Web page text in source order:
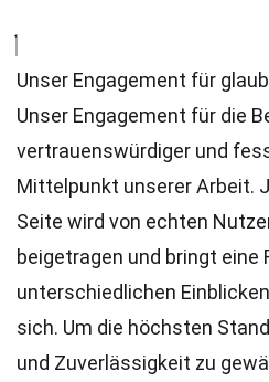
Unser Engagement für
Unser Engagement für die
vertrauenswürdiger und
Mittelpunkt unserer Arbeit.
Seite wird von echten
beigetragen und bringt eine
unterschiedlichen
sich. Um die höchsten
und Zuverlässigkeit zu